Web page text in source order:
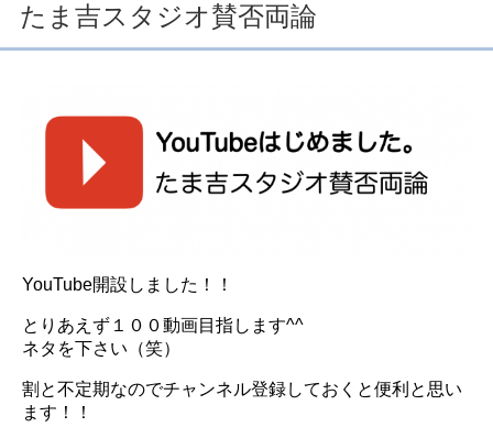
たま吉スタジオ賛否両論
YouTube開設しました！！
とりあえず１００動画目指します^^
ネタを下さい（笑）
割と不定期なのでチャンネル登録しておくと便利と思い
ます！！